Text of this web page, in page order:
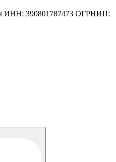
ИНН: 390801787473 ОГРНИП: